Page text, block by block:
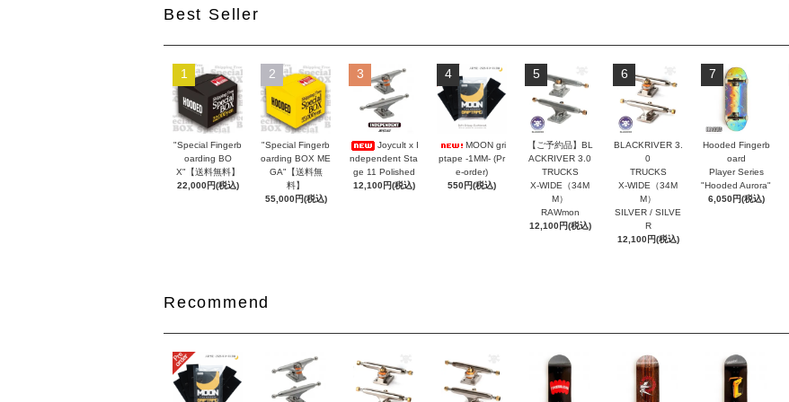
Best Seller
1
"Special Fingerb
oarding BO
X"【送料無料】
22,000円(税込)
2
"Special Fingerb
oarding BOX ME
GA"【送料無
料】
55,000円(税込)
3
Joycult x I
ndependent Sta
ge 11 Polished
12,100円(税込)
4
MOON gri
ptape -1MM- (Pr
e-order)
550円(税込)
5
【ご予約品】BL
ACKRIVER 3.0
TRUCKS
X-WIDE（34M
M）
RAWmon
12,100円(税込)
6
BLACKRIVER 3.
0
TRUCKS
X-WIDE（34M
M）
SILVER / SILVE
R
12,100円(税込)
7
Hooded Fingerb
oard
Player Series
"Hooded Aurora"
6,050円(税込)
Recommend